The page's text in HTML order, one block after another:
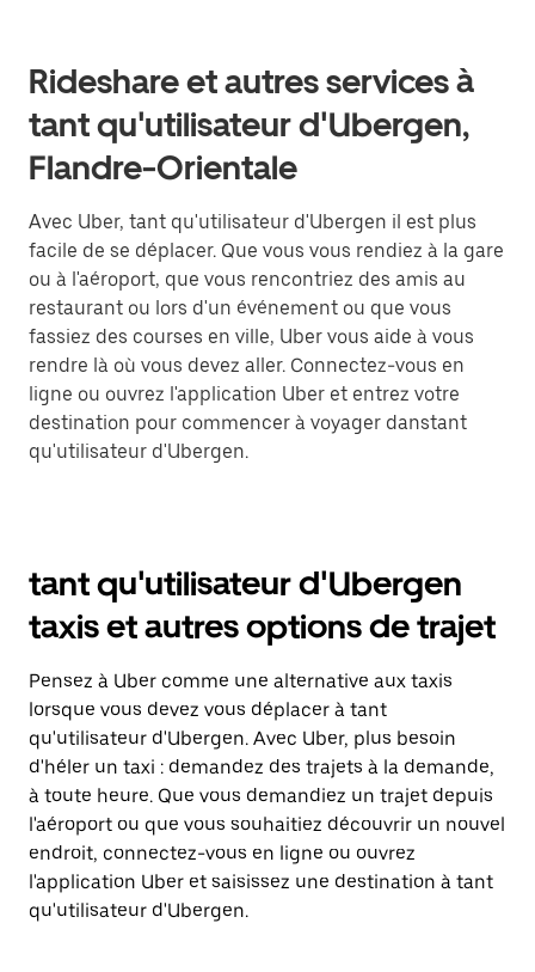
Rideshare et autres services à
tant qu'utilisateur d'Ubergen,
Flandre-Orientale
Avec Uber, tant qu'utilisateur d'Ubergen il est plus
facile de se déplacer. Que vous vous rendiez à la gare
ou à l'aéroport, que vous rencontriez des amis au
restaurant ou lors d'un événement ou que vous
fassiez des courses en ville, Uber vous aide à vous
rendre là où vous devez aller. Connectez-vous en
ligne ou ouvrez l'application Uber et entrez votre
destination pour commencer à voyager danstant
qu'utilisateur d'Ubergen.
tant qu'utilisateur d'Ubergen
taxis et autres options de trajet
Pensez à Uber comme une alternative aux taxis
lorsque vous devez vous déplacer à tant
qu'utilisateur d'Ubergen. Avec Uber, plus besoin
d'héler un taxi : demandez des trajets à la demande,
à toute heure. Que vous demandiez un trajet depuis
l'aéroport ou que vous souhaitiez découvrir un nouvel
endroit, connectez-vous en ligne ou ouvrez
l'application Uber et saisissez une destination à tant
qu'utilisateur d'Ubergen.